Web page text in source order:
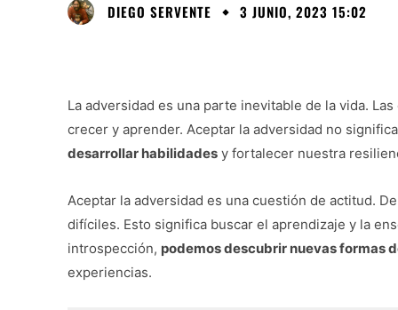
DIEGO SERVENTE 3 JUNIO, 2023 15:02
La adversidad es una parte inevitable de la vida.
crecer y aprender. Aceptar la adversidad no
desarrollar habilidades y fortalecer nuestra
Aceptar la adversidad es una cuestión de actitud.
difíciles. Esto significa buscar el aprendizaje y la
introspección, podemos descubrir nuevas formas
experiencias.